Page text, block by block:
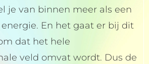
je van binnen meer als een
En het gaat er bij dit
dat het hele
veld omvat wordt. Dus de